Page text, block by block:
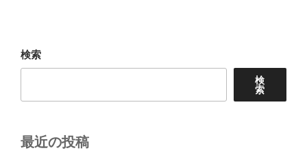
検索
検
索
最近の投稿